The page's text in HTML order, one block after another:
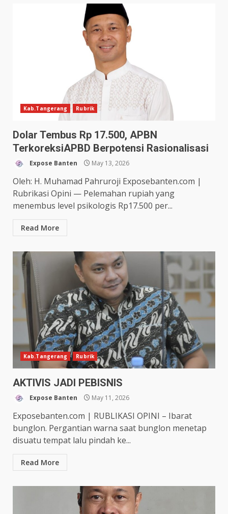
Kab.Tangerang Rubrik
Dolar Tembus Rp 17.500, APBN
TerkoreksiAPBD Berpotensi Rasionalisasi
Expose Banten May 13, 2026
Oleh: H. Muhamad Pahruroji Exposebanten.com |
Rubrikasi Opini — Pelemahan rupiah yang
menembus level psikologis Rp17.500 per...
Read More
Kab.Tangerang Rubrik
AKTIVIS JADI PEBISNIS
Expose Banten May 11, 2026
Exposebanten.com | RUBLIKASI OPINI – Ibarat
bunglon. Pergantian warna saat bunglon menetap
disuatu tempat lalu pindah ke...
Read More